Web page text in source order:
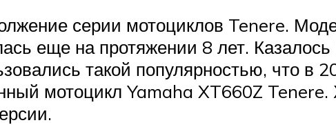
серии мотоциклов Tenere.
еще на протяжении 8 лет.
такой популярностью, что в
мотоцикл Yamaha XT660Z Tenere.